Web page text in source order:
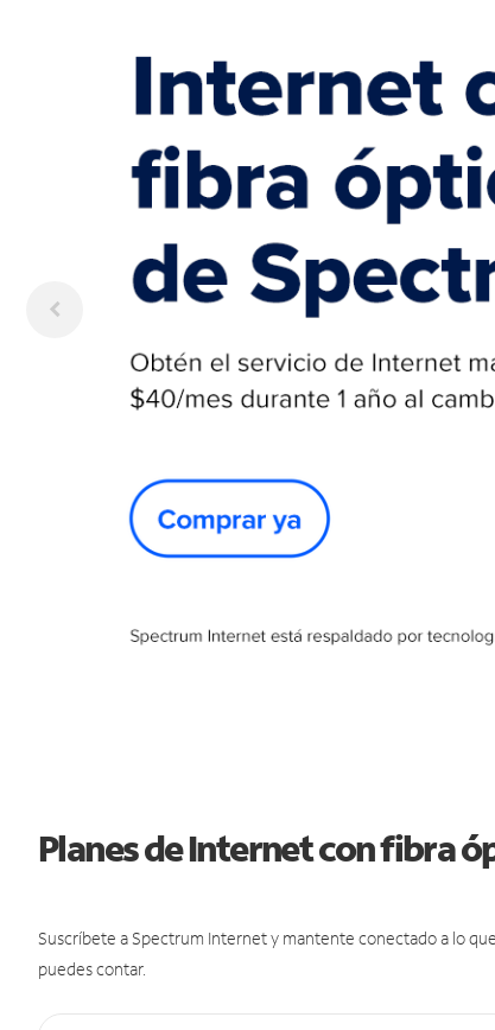
Planes de Internet con fibra
Suscríbete a Spectrum Internet y mantente conectado a lo
puedes contar.